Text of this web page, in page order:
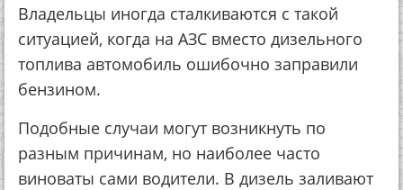
Владельцы иногда сталкиваются с такой
ситуацией, когда на АЗС вместо дизельного
топлива автомобиль ошибочно заправили
бензином.
Подобные случаи могут возникнуть по
разным причинам, но наиболее часто
виноваты сами водители. В дизель заливают